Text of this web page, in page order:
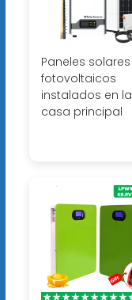
Paneles solares
fotovoltaicos
instalados en la
casa principal